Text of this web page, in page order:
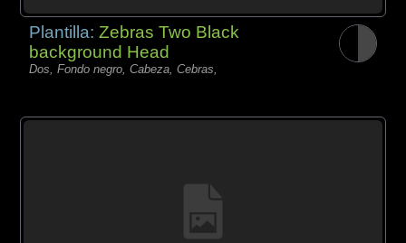
Plantilla:Zebras Two Black
background Head
Dos, Fondo negro, Cabeza, Cebras,